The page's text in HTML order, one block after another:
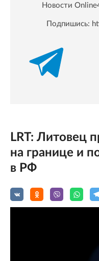
Новости
Подпишись:
LRT: Литовец
на границе и
в РФ